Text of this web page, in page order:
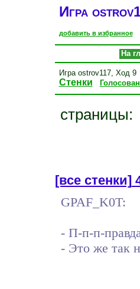
Игра
добавить в избранное
На
Игра ostrov117, Ход 9
Стенки
страницы:
[все стенки]
GPAF_K0T:
- П-п-п-
- Это же так